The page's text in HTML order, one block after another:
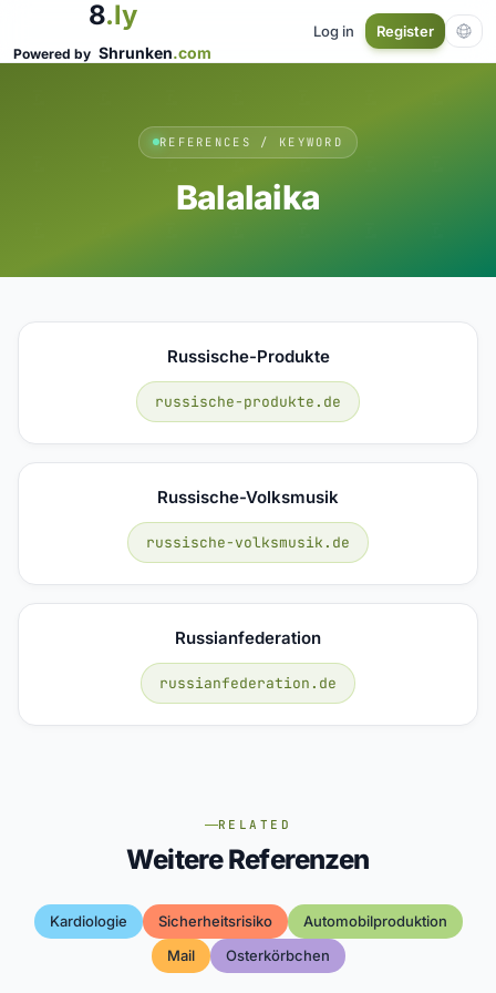
8.ly
Powered by Shrunken.com
Log in Register
REFERENCES / KEYWORD
Balalaika
Russische-Produkte
russische-produkte.de
Russische-Volksmusik
russische-volksmusik.de
Russianfederation
russianfederation.de
RELATED
Weitere Referenzen
Kardiologie Sicherheitsrisiko
Automobilproduktion
Mail
Osterkörbchen